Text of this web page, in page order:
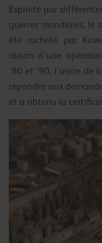
Exploité par
guerres mondiales, le
été racheté par
raison d’une
’80 et ’90, l’usine de
répondre aux
et a obtenu la